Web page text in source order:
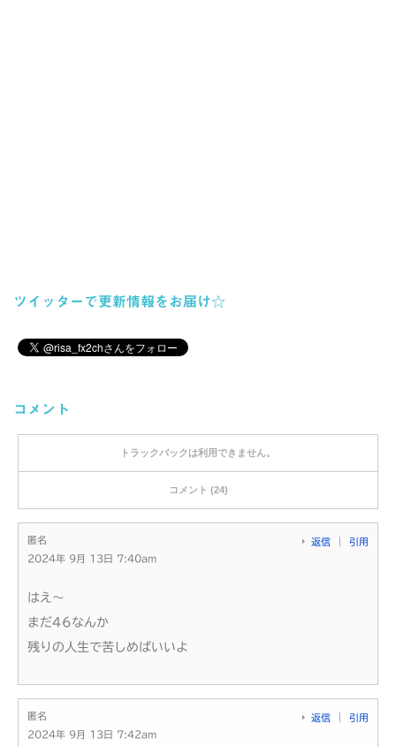
ツイッターで更新情報をお届け☆
コメント
トラックバックは利用できません。
コメント (24)
匿名
2024年 9月 13日 7:40am
返信 引用
はえ～
まだ46なんか
残りの人生で苦しめばいいよ
匿名
2024年 9月 13日 7:42am
返信 引用